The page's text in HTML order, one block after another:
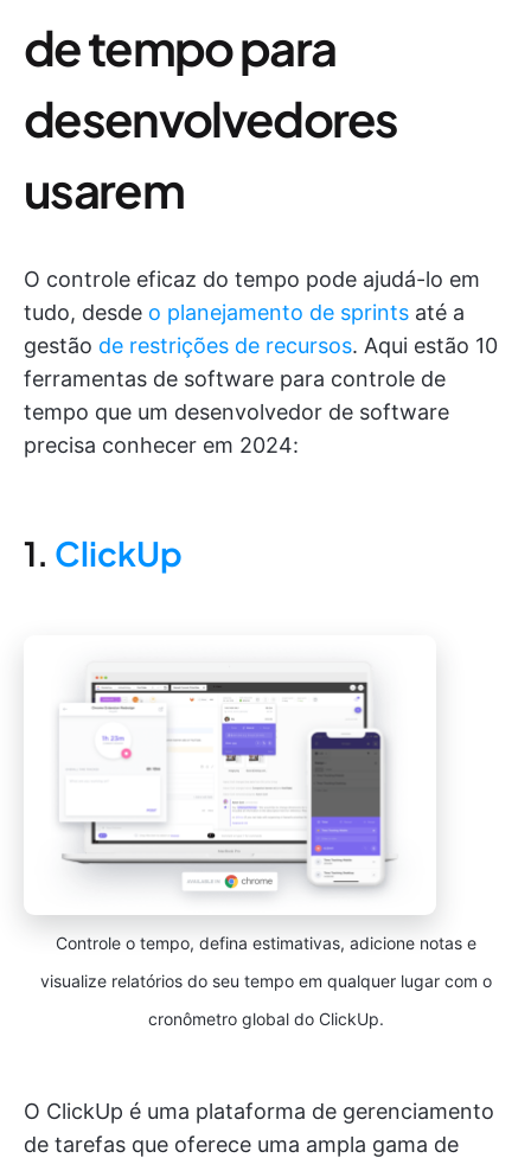
de tempo para
desenvolvedores
usarem
O controle eficaz do tempo pode ajudá-lo em
tudo, desde o planejamento de sprints até a
gestão de restrições de recursos. Aqui estão 10
ferramentas de software para controle de
tempo que um desenvolvedor de software
precisa conhecer em 2024:
1. ClickUp
Controle o tempo, defina estimativas, adicione notas e
visualize relatórios do seu tempo em qualquer lugar com o
cronômetro global do ClickUp.
O ClickUp é uma plataforma de gerenciamento
de tarefas que oferece uma ampla gama de